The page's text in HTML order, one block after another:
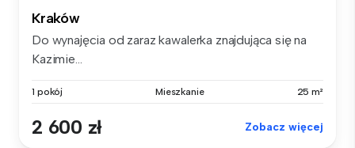
Kraków
Do wynajęcia od zaraz kawalerka znajdująca się na
Kazimie...
1 pokój Mieszkanie 25 m²
2 600 zł Zobacz więcej